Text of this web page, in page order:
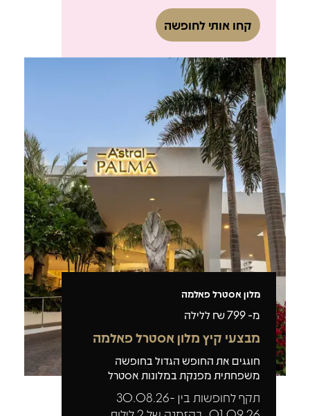
קחו אותי לחופשה
מלון אסטרל פאלמה
מ-799₪ ללילה
מבצעי קיץ מלון אסטרל פאלמה
חוגגים את החופש הגדול בחופשה
משפחתית מפנקת במלונות אסטרל
תקף לחופשות בין 30.08.26-